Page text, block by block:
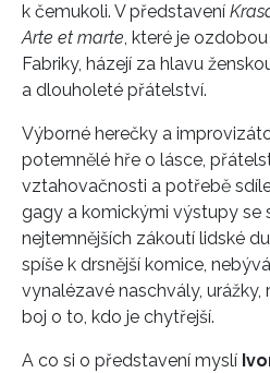
k čemukoli. V představení
Arte et marte , které je
Fabriky, házejí za hlavu
a dlouholeté přátelství.
Výborné herečky a
potemnělé hře o lásce,
vztahovačnosti a potřebě
gagy a komickými výstupy se
nejtemnějších zákoutí lidské
spíše k drsnější komice,
vynalézavé naschvály, urážky,
boj o to, kdo je chytřejší.
A co si o představení myslí